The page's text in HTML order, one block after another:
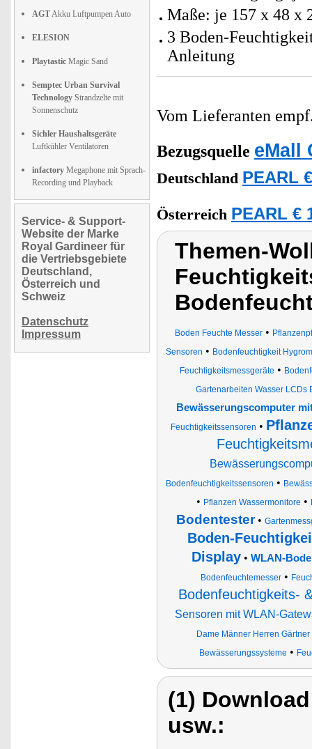
AGTAkku Luftpumpen Auto
ELESION
Playtastic Magic Sand
Semptec Urban Survival
Technology Strandzelte mit
Sonnenschutz
Sichler Haushaltsgeräte
Luftkühler Ventilatoren
infactory Megaphone mit Sprach-
Recording und Playback
Service- & Support-
Website der Marke
Royal Gardineer für
die Vertriebsgebiete
Deutschland,
Österreich und
Schweiz
Datenschutz
Impressum
Maße: je 157 x 48 x
3 Boden-
Anleitung
Vom Lieferanten
Bezugsquelle eMall
Deutschland PEARL
Österreich PEARL €
Themen-
Boden Feuchte Messer•
Sensoren • Bodenfeuchtigkeit
Feuchtigkeitsmessgeräte •
Gartenarbeiten Wasser LCDs
Bewässerungscomputer
Feuchtigkeitssensoren •
Bodenfeuchtigkeitssensoren •
• Pflanzen Wassermonitore •
Bodentester•
Boden-
Display• WLAN-
Bodenfeuchtemesser •
Bodenfeuchtigkeits-
Sensoren mit WLAN-
Dame Männer Herren Gärtner
Bewässerungssysteme •
(1)
usw.: